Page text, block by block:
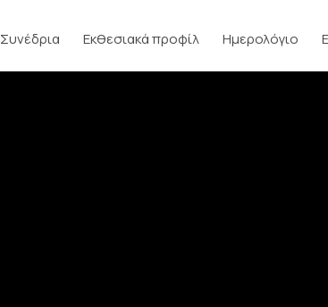
Συνέδρια Εκθεσιακά προφίλ Ημερολόγιο